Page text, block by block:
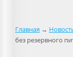
Главная →
без резервного